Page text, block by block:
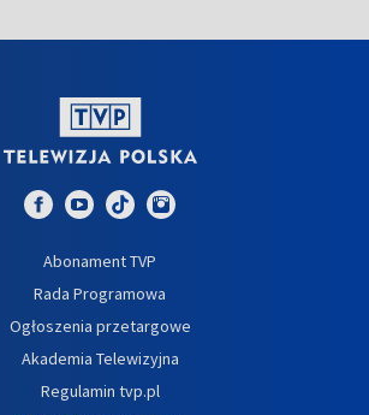
Abonament TVP
Rada Programowa
Ogłoszenia przetargowe
Akademia Telewizyjna
Regulamin tvp.pl